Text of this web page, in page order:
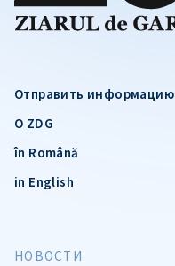
Отправить информацию
О ZDG
în Română
in English
НОВОСТИ